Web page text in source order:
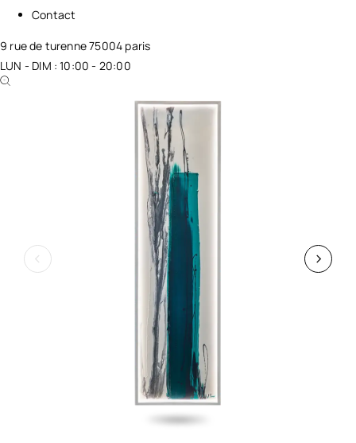
Contact
9 rue de turenne 75004 paris
LUN - DIM : 10:00 - 20:00